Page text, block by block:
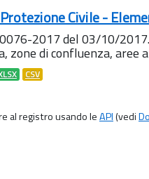
Civile -
2017 del 03/10/
zone di confluenza, aree
CSV
al registro usando leAPI(vedi